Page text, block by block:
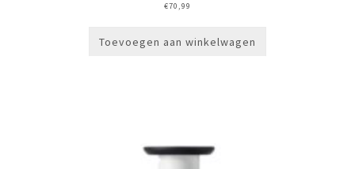
€70,99
Toevoegen aan winkelwagen